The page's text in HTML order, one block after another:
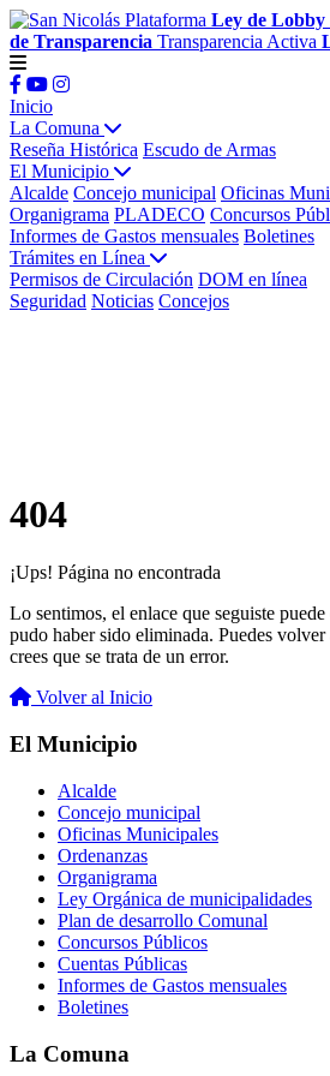
Plataforma Ley de Lobby
de Transparencia Transparencia Activa
Inicio
La Comuna
Reseña Histórica Escudo de Armas
El Municipio
Alcalde Concejo municipal Oficinas
Organigrama PLADECO Concursos
Informes de Gastos mensuales Boletines
Trámites en Línea
Permisos de Circulación DOM en línea
Seguridad Noticias Concejos
404
¡Ups! Página no encontrada
Lo sentimos, el enlace que seguiste
pudo haber sido eliminada. Puedes
crees que se trata de un error.
Volver al Inicio
El Municipio
Alcalde
Concejo municipal
Oficinas Municipales
Ordenanzas
Organigrama
Ley Orgánica de municipalidades
Plan de desarrollo Comunal
Concursos Públicos
Cuentas Públicas
Informes de Gastos mensuales
Boletines
La Comuna